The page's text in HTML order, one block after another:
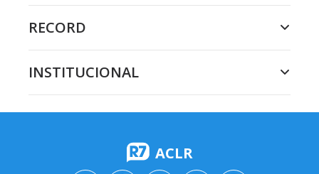
RECORD
INSTITUCIONAL
ACLR